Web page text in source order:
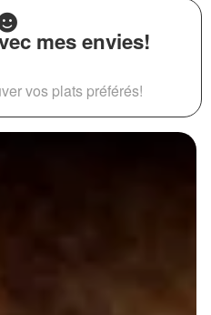
mes envies!
vos plats préférés!